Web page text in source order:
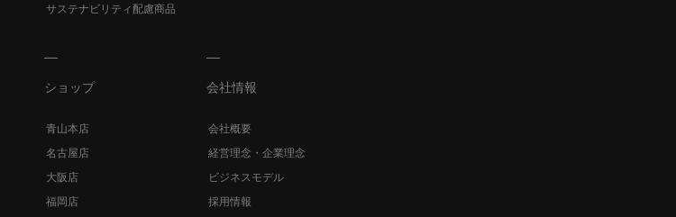
サステナビリティ配慮商品
ショップ
青山本店
名古屋店
大阪店
福岡店
会社情報
会社概要
経営理念・企業理念
ビジネスモデル
採用情報